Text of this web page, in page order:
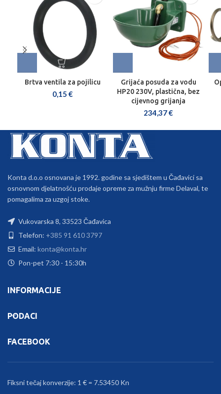
Brtva ventila za pojilicu
0,15 €
Grijaća posuda za vodu
HP20 230V, plastična, bez
cijevnog grijanja
234,37€
Konta d.o.o osnovana je 1992. godine sa sjedištem u Čađavici sa
osnovnom djelatnošću prodaje opreme za mužnju firme Delaval, te
pomagalima za uzgoj stoke.
Vukovarska 8, 33523 Čađavica
Telefon: +385 91 610 3797
Email: konta@konta.hr
Pon-pet 7:30 - 15:30h
INFORMACIJE
PODACI
FACEBOOK
Fiksni tečaj konverzije: 1 € = 7.53450 Kn